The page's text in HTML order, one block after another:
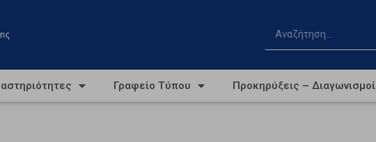
Γραφείο Τύπου Προκηρύξεις – Διαγωνισμοί